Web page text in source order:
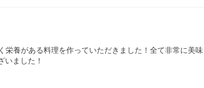
栄養がある料理を作っていただきました！全て非常に美
いました！